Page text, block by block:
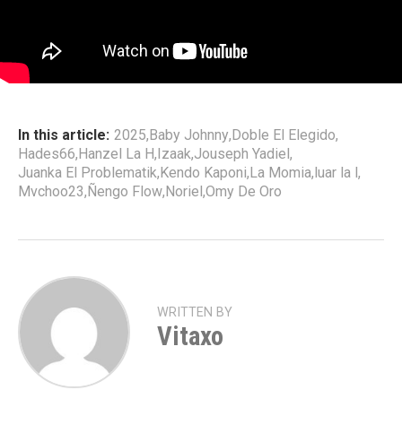
In this article: 2025,Baby Johnny,Doble El Elegido,
Hades66,Hanzel La H,Izaak,Jouseph Yadiel,
Juanka El Problematik,Kendo Kaponi,La Momia,luar la l,
Mvchoo23,Ñengo Flow,Noriel,Omy De Oro
WRITTEN BY
Vitaxo